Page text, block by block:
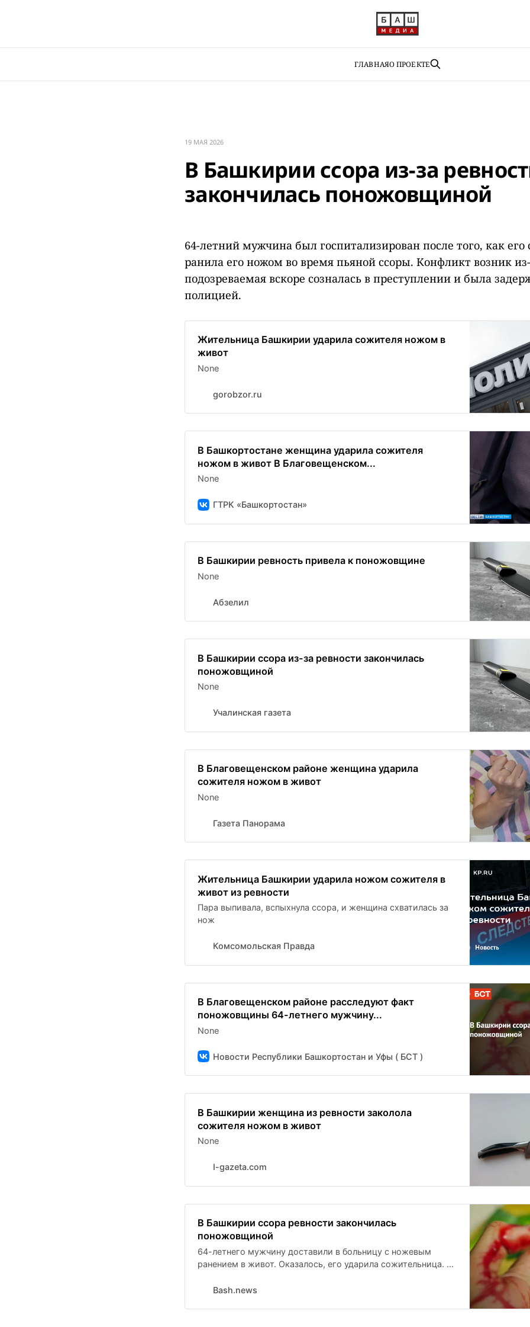
ГЛАВНАЯО ПРОЕКТЕ
19 МАЯ 2026
В Башкирии ссора из-за
закончилась поножовщиной
64-летний мужчина был госпитализирован после того, как
ранила его ножом во время пьяной ссоры. Конфликт возник
подозреваемая вскоре созналась в преступлении и была
полицией.
Жительница Башкирии ударила сожителя ножом в
живот
None
gorobzor.ru
В Башкортостане женщина ударила сожителя
ножом в живот В Благовещенском...
None
ГТРК «Башкортостан»
В Башкирии ревность привела к поножовщине
None
Абзелил
В Башкирии ссора из-за ревности закончилась
поножовщиной
None
Учалинская газета
В Благовещенском районе женщина ударила
сожителя ножом в живот
None
Газета Панорама
Жительница Башкирии ударила ножом сожителя в
живот из ревности
Пара выпивала, вспыхнула ссора, и женщина схватилась за
нож
Комсомольская Правда
В Благовещенском районе расследуют факт
поножовщины 64-летнего мужчину...
None
Новости Республики Башкортостан и Уфы ( БСТ )
В Башкирии женщина из ревности заколола
сожителя ножом в живот
None
I-gazeta.com
В Башкирии ссора ревности закончилась
поножовщиной
64-летнего мужчину доставили в больницу с ножевым
ранением в живот. Оказалось, его ударила сожительница. Во
произошло ссора на почве ревности.
Bash.news